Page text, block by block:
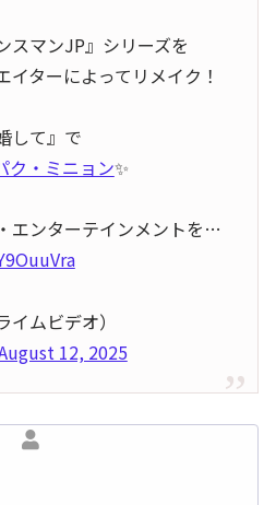
スマンJP』シリーズを
ターによってリメイク！
して』で
ク・ミニョン✨️
エンターテインメントを…
ムビデオ）
12, 2025